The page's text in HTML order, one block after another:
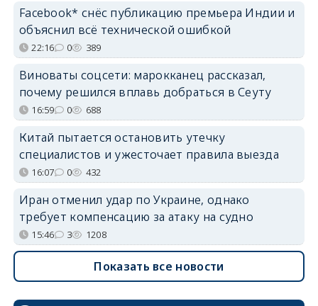
Facebook* снёс публикацию премьера Индии и
объяснил всё технической ошибкой
22:16 0 389
Виноваты соцсети: марокканец рассказал,
почему решился вплавь добраться в Сеуту
16:59 0 688
Китай пытается остановить утечку
специалистов и ужесточает правила выезда
16:07 0 432
Иран отменил удар по Украине, однако
требует компенсацию за атаку на судно
15:46 3 1208
Показать все новости